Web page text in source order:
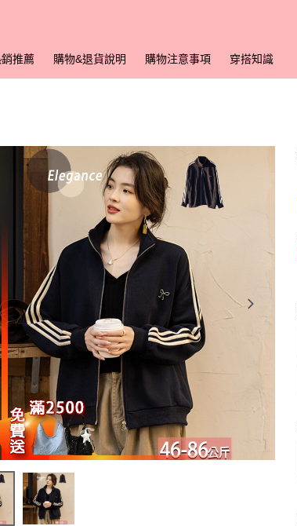
推薦 購物&退貨說明 購物注意事項 穿搭知識